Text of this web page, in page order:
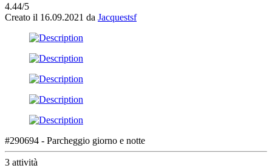
4.44/5
Creato il 16.09.2021 da Jacquestsf
#290694 - Parcheggio giorno e notte
3 attività